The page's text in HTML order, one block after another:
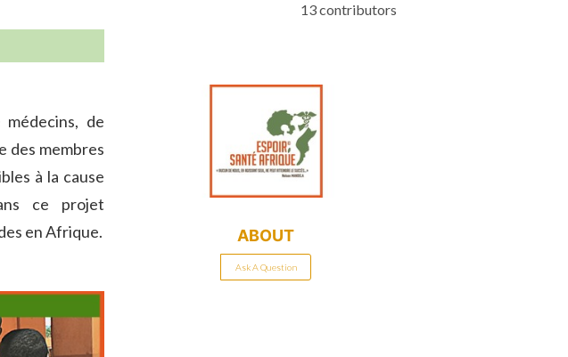
de
des membres
à la cause
ce projet
en Afrique.
13 contributors
ABOUT
Ask A Question